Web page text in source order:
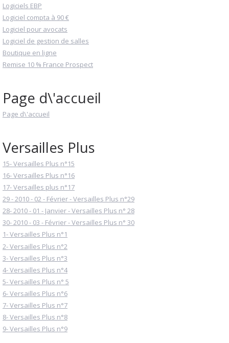
Logiciels EBP
Logiciel compta à 90 €
Logiciel pour avocats
Logiciel de gestion de salles
Boutique en ligne
Remise 10 % France Prospect
Page d\'accueil
Page d\'accueil
Versailles Plus
15- Versailles Plus n°15
16- Versailles Plus n°16
17- Versailles plus n°17
29 - 2010 - 02 - Février - Versailles Plus n°29
28- 2010 - 01 - Janvier - Versailles Plus n° 28
30- 2010 - 03 - Février - Versailles Plus n° 30
1- Versailles Plus n°1
2- Versailles Plus n°2
3- Versailles Plus n°3
4- Versailles Plus n°4
5- Versailles Plus n° 5
6- Versailles Plus n°6
7- Versailles Plus n°7
8- Versailles Plus n°8
9- Versailles Plus n°9